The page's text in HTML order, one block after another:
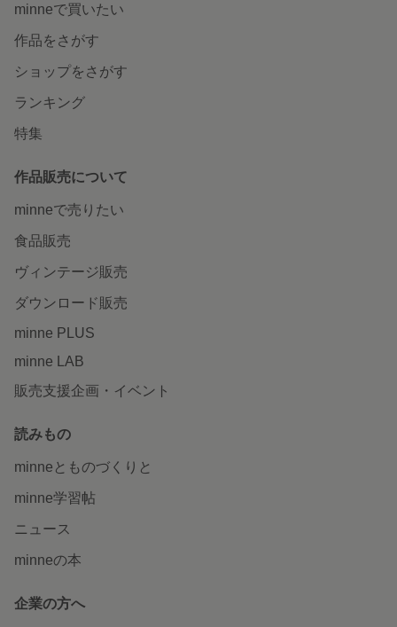
minneで買いたい
作品をさがす
ショップをさがす
ランキング
特集
作品販売について
minneで売りたい
食品販売
ヴィンテージ販売
ダウンロード販売
minne PLUS
minne LAB
販売支援企画・イベント
読みもの
minneとものづくりと
minne学習帖
ニュース
minneの本
企業の方へ